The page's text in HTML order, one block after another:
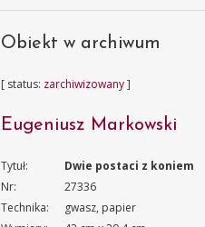
Obiekt w archiwum
[ status: zarchiwizowany]
Eugeniusz Markowski
Tytuł:
Dwie postaci z koniem
Nr:
27336
Technika:
gwasz, papier